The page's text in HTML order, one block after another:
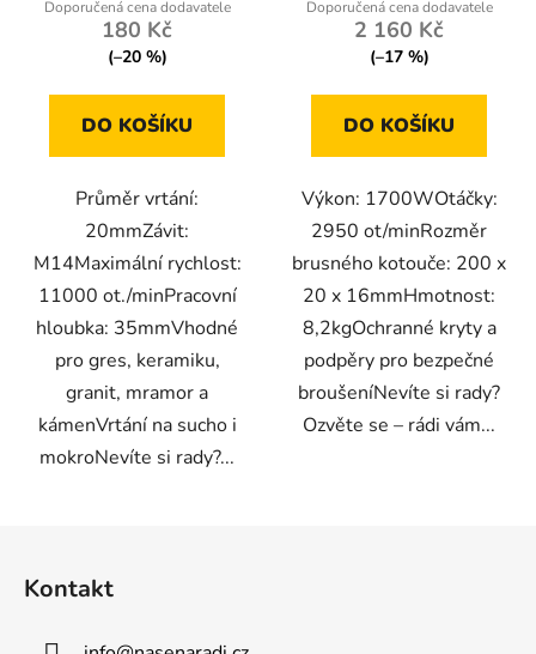
180 Kč
(–20 %)
DO KOŠÍKU
Průměr vrtání:
20mmZávit:
M14Maximální rychlost:
11000 ot./minPracovní
hloubka: 35mmVhodné
pro gres, keramiku,
granit, mramor a
kámenVrtání na sucho i
mokroNevíte si rady?...
2 160 Kč
(–17 %)
DO KOŠÍKU
Výkon: 1700WOtáčky:
2950 ot/minRozměr
brusného kotouče: 200 x
20 x 16mmHmotnost:
8,2kgOchranné kryty a
podpěry pro bezpečné
broušeníNevíte si rady?
Ozvěte se – rádi vám...
Kontakt